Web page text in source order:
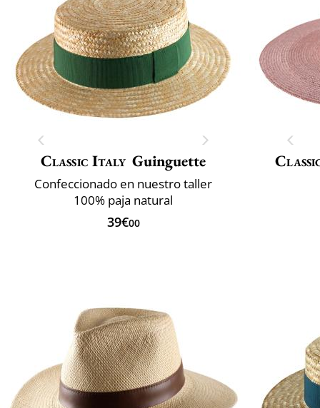
Classic Italy Guinguette
Confeccionado en nuestro taller
100% paja natural
39€00